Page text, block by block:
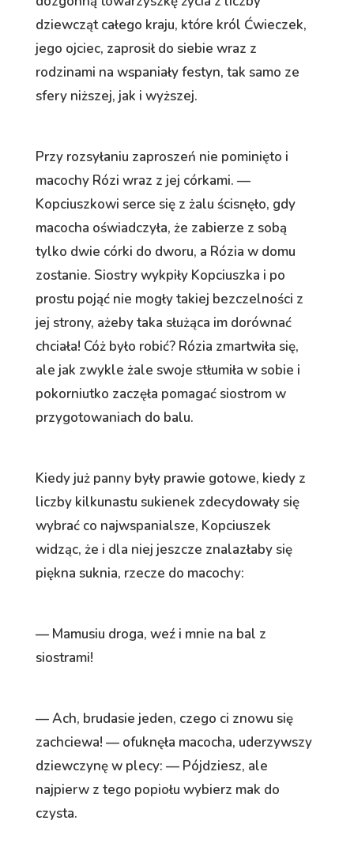
dziewcząt całego kraju, które król Ćwieczek,
jego ojciec, zaprosił do siebie wraz z
rodzinami na wspaniały festyn, tak samo ze
sfery niższej, jak i wyższej.
Przy rozsyłaniu zaproszeń nie pominięto i
macochy Rózi wraz z jej córkami. —
Kopciuszkowi serce się z żalu ścisnęło, gdy
macocha oświadczyła, że zabierze z sobą
tylko dwie córki do dworu, a Rózia w domu
zostanie. Siostry wykpiły Kopciuszka i po
prostu pojąć nie mogły takiej bezczelności z
jej strony, ażeby taka służąca im dorównać
chciała! Cóż było robić? Rózia zmartwiła się,
ale jak zwykle żale swoje stłumiła w sobie i
pokorniutko zaczęła pomagać siostrom w
przygotowaniach do balu.
Kiedy już panny były prawie gotowe, kiedy z
liczby kilkunastu sukienek zdecydowały się
wybrać co najwspanialsze, Kopciuszek
widząc, że i dla niej jeszcze znalazłaby się
piękna suknia, rzecze do macochy:
— Mamusiu droga, weź i mnie na bal z
siostrami!
— Ach, brudasie jeden, czego ci znowu się
zachciewa! — ofuknęła macocha, uderzywszy
dziewczynę w plecy: — Pójdziesz, ale
najpierw z tego popiołu wybierz mak do
czysta.